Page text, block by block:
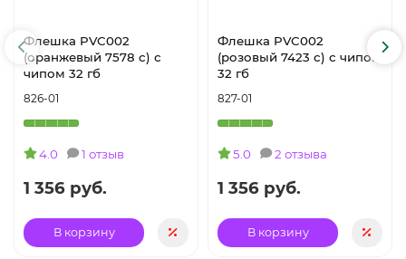
Флешка PVC002
(оранжевый 7578 c) с
чипом 32 гб
826-01
4.0 1 отзыв
1 356 руб.
В корзину
Флешка PVC002
(розовый 7423 c) с чипом
32 гб
827-01
5.0 2 отзыва
1 356 руб.
В корзину